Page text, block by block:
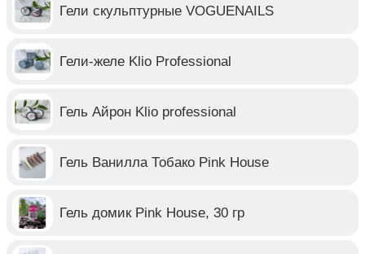
Гели скульптурные VOGUENAILS
Гели-желе Klio Professional
Гель Айрон Klio professional
Гель Ванилла Тобако Pink House
Гель домик Pink House, 30 гр